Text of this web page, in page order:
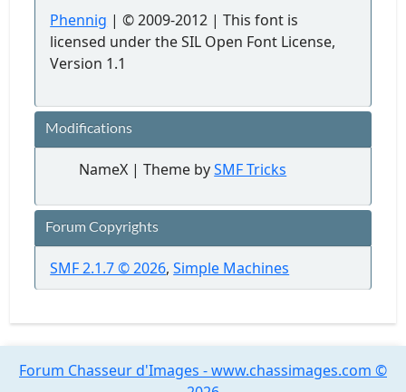
Phennig | © 2009-2012 | This font is
licensed under the SIL Open Font License,
Version 1.1
Modifications
NameX | Theme bySMF Tricks
Forum Copyrights
SMF 2.1.7 © 2026,Simple Machines
Forum Chasseur d'Images - www.chassimages.com ©